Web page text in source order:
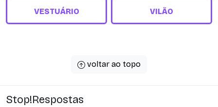
VESTUÁRIO VILÃO
voltar ao topo
Stop!Respostas